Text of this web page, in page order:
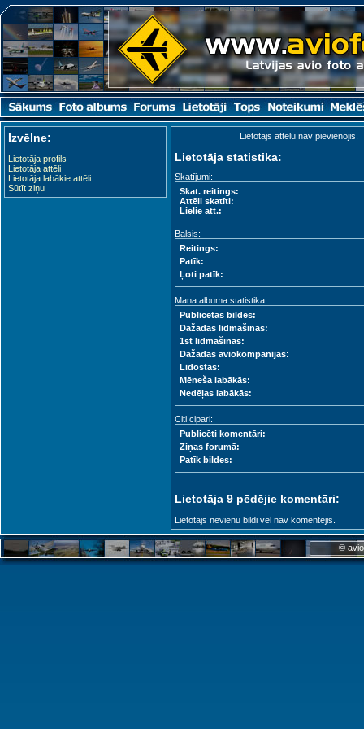
Izvēlne:
Lietotāja profils
Lietotāja attēli
Lietotāja labākie attēli
Sūtīt ziņu
Lietotājs attēlu nav pievienojis.
Lietotāja statistika:
Skatījumi:
Skat. reitings:
Attēli skatīti:
Lielie att.:
Balsis:
Reitings:
Patīk:
Ļoti patīk:
Mana albuma statistika:
Publicētas bildes:
Dažādas lidmašīnas:
1st lidmašīnas:
Dažādas aviokompānijas:
Lidostas:
Mēneša labākās:
Nedēļas labākās:
Citi cipari:
Publicēti komentāri:
Ziņas forumā:
Patīk bildes:
Lietotāja 9 pēdējie komentāri:
Lietotājs nevienu bildi vēl nav komentējis.
©